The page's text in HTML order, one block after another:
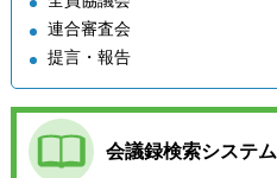
連合審査会
提言・報告
会議録検索システム